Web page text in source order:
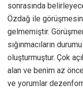
sonrasında
Özdağ ile
gelmemiştir.
sığınmacıların
oluşturmuştur. Çok
alan ve benim az
ve yorumlar